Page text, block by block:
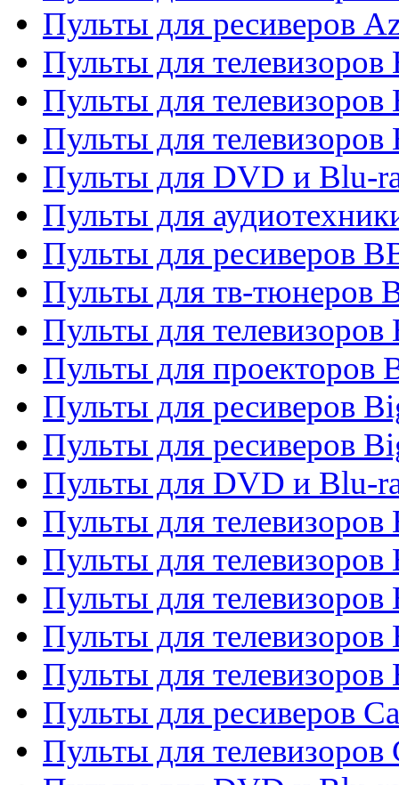
Пульты для ресиверов
Пульты для
Пульты для
Пульты для
Пульты для DVD и Blu-
Пульты для
Пульты для ресиверов
Пульты для тв-тюнеров
Пульты для телевизоров
Пульты для проекторов
Пульты для ресиверов
Пульты для ресиверов
Пульты для DVD и Blu-
Пульты для телевизоров
Пульты для телевизоров
Пульты для телевизоров
Пульты для телевизоров
Пульты для телевизоров
Пульты для ресиверов
Пульты для телевизоров